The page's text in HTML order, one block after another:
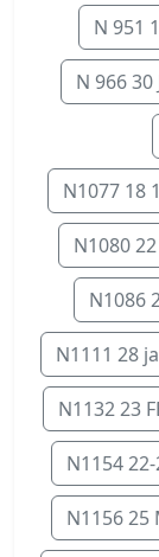
N 951
N 966 30
N1077 18
N1080
N1086
N1111 28
N1132 23
N1154
N1156 25